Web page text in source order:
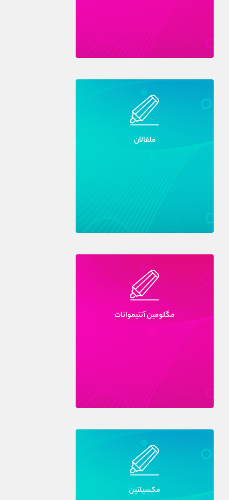
ملفالان
مگلومين آنتيموانات
مکسيلتين